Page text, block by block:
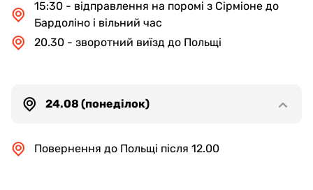
15:30 - відправлення на поромі з Сірміоне до
Бардоліно і вільний час
20.30 - зворотний виїзд до Польщі
24.08 (понеділок)
Повернення до Польщі після 12.00